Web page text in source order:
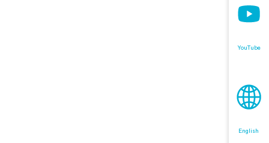
YouTube
English